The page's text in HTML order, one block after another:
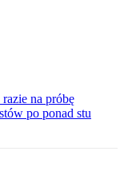
na próbę
po ponad stu